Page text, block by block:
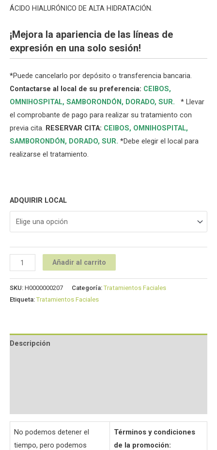
ÁCIDO HIALURÓNICO DE ALTA HIDRATACIÓN.
¡Mejora la apariencia de las líneas de
expresión en una solo sesión!
*Puede cancelarlo por depósito o transferencia bancaria.
Contactarse al local de su preferencia: CEIBOS,
OMNIHOSPITAL, SAMBORONDÓN, DORADO, SUR. * Llevar
el comprobante de pago para realizar su tratamiento con
previa cita. RESERVAR CITA: CEIBOS, OMNIHOSPITAL,
SAMBORONDÓN, DORADO, SUR. *Debe elegir el local para
realizarse el tratamiento.
ADQUIRIR LOCAL
Añadir al carrito
SKU: H0000000207 Categoría:Tratamientos Faciales
Etiqueta:Tratamientos Faciales
Descripción
No podemos detener el
tiempo, pero podemos
Términos y condiciones
de la promoción: